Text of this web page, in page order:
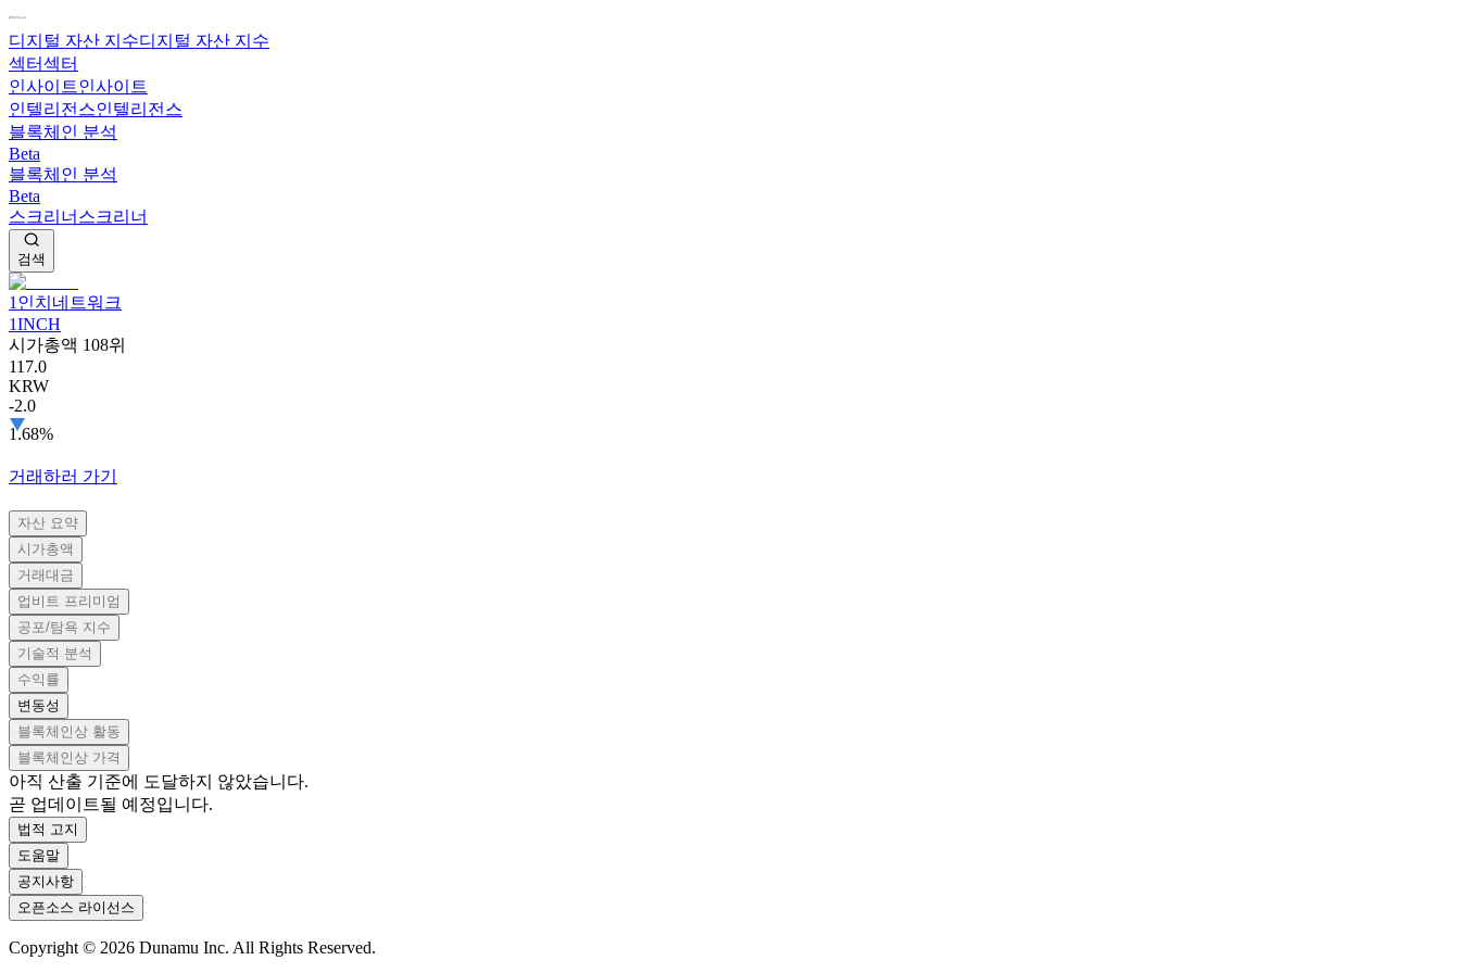
디지털 자산 지수디지털 자산 지수
섹터섹터
인사이트인사이트
인텔리전스인텔리전스
블록체인 분석
Beta
블록체인 분석
Beta
스크리너 스크리너
검색
1인치네트워크
1INCH
시가총액 108위
117.0
KRW
-2.0
1.68%
거래하러 가기
자산 요약
시가총액
거래대금
업비트 프리미엄
공포/탐욕 지수
기술적 분석
수익률
변동성
블록체인상 활동
블록체인상 가격
아직 산출 기준에 도달하지 않았습니다.
곧 업데이트될 예정입니다.
법적 고지
도움말
공지사항
오픈소스 라이선스
Copyright © 2026 Dunamu Inc. All Rights Reserved.